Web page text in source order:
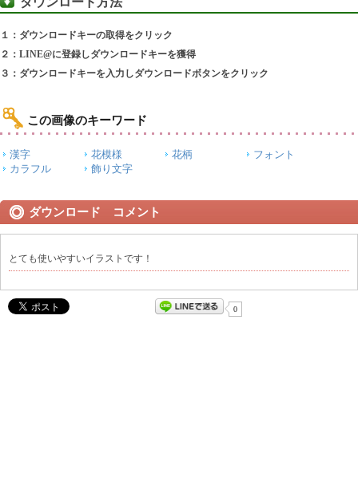
１：ダウンロードキーの取得をクリック
２：LINE@に登録しダウンロードキーを獲得
３：ダウンロードキーを入力しダウンロードボタンをクリック
この画像のキーワード
漢字 花模様 花柄
フォント
カラフル
飾り文字
ダウンロード コメント
とても使いやすいイラストです！
0